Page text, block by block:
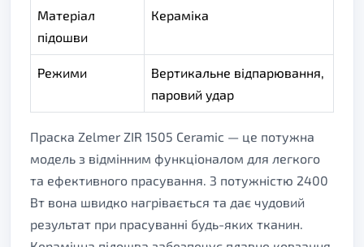
Матеріал
підошви
Кераміка
Режими
Вертикальне відпарювання,
паровий удар
Праска Zelmer ZIR 1505 Ceramic — це потужна
модель з відмінним функціоналом для легкого
та ефективного прасування. З потужністю 2400
Вт вона швидко нагрівається та дає чудовий
результат при прасуванні будь-яких тканин.